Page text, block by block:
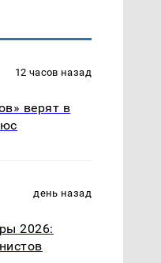
12 часов назад
верят в
день назад
2026: